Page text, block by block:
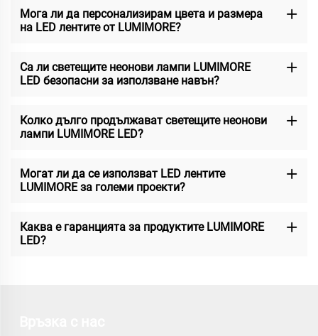
Мога ли да персонализирам цвета и размера
на LED лентите от LUMIMORE?
Са ли светещите неонови лампи LUMIMORE
LED безопасни за използване навън?
Колко дълго продължават светещите неонови
лампи LUMIMORE LED?
Могат ли да се използват LED лентите
LUMIMORE за големи проекти?
Каква е гаранцията за продуктите LUMIMORE
LED?